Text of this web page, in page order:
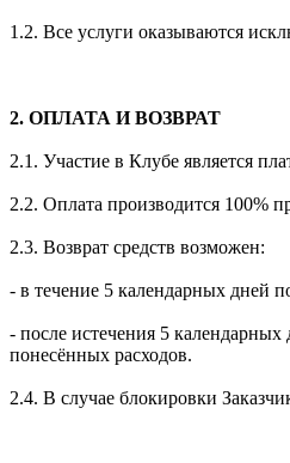
1.2. Все услуги оказываются
2. ОПЛАТА И ВОЗВРАТ
2.1. Участие в Клубе является
2.2. Оплата производится 100%
2.3. Возврат средств возможен:
- в течение 5 календарных дней
- после истечения 5
понесённых расходов.
2.4. В случае блокировки